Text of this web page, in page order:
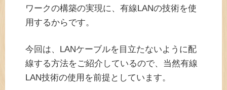
ワークの構築の実現に、有線LANの技術を使
用するからです。
今回は、LANケーブルを目立たないように配
線する方法をご紹介しているので、当然有線
LAN技術の使用を前提としています。